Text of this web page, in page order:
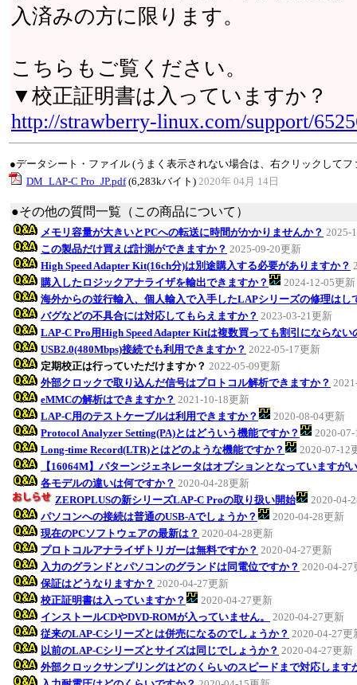
入済みの方に限ります。
こちらもご覧ください。
▼校正証明書は入っていますか？
http://strawberry-linux.com/support/
●データシート・ファイル (うまく表示されない場合は、右クリックして
DM_LAP-C Pro_JP.pdf(6,283kバイト) 2020年 04月 14日
●その他の質問一覧（この商品について）
メモリ容量が大きいとPCへの転送に時間がかかりませんか？ 2025-
この製品だけ買えば計測ができますか？ 2025-09-20更新
High Speed Adapter Kit(16ch分)は別途購入する必要がありますか？
購入したロジックアナライザを輸出できますか？
2024-12-05更新
海外からの並行輸入、個人輸入で入手したLAPシリーズの修理はし
バグなどの不具合には対応してもらえますか？ 2023-03-21更新
LAP-C Pro用High Speed Adapter Kitは複数買っても割引にならない
USB2.0(480Mbps)接続でも利用できますか？ 2022-05-17更新
定期校正は行っていただけますか？ 2022-05-09更新
外部クロックで取り込んだ信号はプロトコル解析できますか？
eMMCの解析はできますか？ 2021-10-18更新
LAP-C用のテストケーブルは利用できますか？
2020-08-04更新
Protocol Analyzer Setting(PA)とはどういう機能ですか？
2020-
Long-time Record(LTR)とはどのような機能ですか？
2020-07-12
【16064M】パターンジェネレータはオプションとなっていますが
各モデルの違いは何ですか？ 2020-04-28更新
ZEROPLUSの新シリーズLAP-C Proの取り扱い開始
2020-04-
パソコンへの接続は普通のUSB-Aでしょうか？
2020-04-28更新
現在のPCソフトウェアの最新は？ 2020-04-28更新
プロトコルアナライザトリガーは無料ですか？ 2020-04-27更新
入力のグランドとパソコンのグランドは同電位ですか？ 2020-04-27
保証はどうなりますか？ 2020-04-27更新
校正証明書は入っていますか？
2020-04-27更新
インストールCDやDVD-ROMが入っていません。
2020-04-27更新
従来のLAP-Cシリーズとは併売になるのでしょうか？ 2020-04-27更
以前のLAP-Cシリーズとサイズは同じでしょうか？ 2020-04-27更新
外部クロックサンプリングはどのくらいのスピードまで対応します